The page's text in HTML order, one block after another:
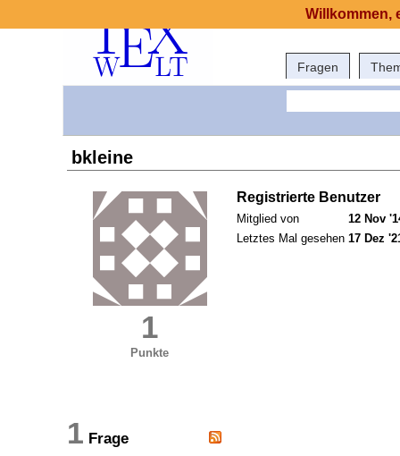
Fragen
bkleine
1
Punkte
Registrierte Benutzer
Mitglied von
12 Nov
Letztes Mal gesehen 17 Dez
1 Frage
Willkommen,